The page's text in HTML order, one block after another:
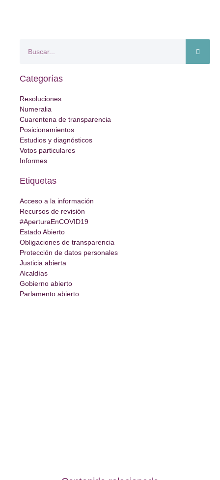
Categorías
Resoluciones
Numeralia
Cuarentena de transparencia
Posicionamientos
Estudios y diagnósticos
Votos particulares
Informes
Etiquetas
Acceso a la información
Recursos de revisión
#AperturaEnCOVID19
Estado Abierto
Obligaciones de transparencia
Protección de datos personales
Justicia abierta
Alcaldías
Gobierno abierto
Parlamento abierto